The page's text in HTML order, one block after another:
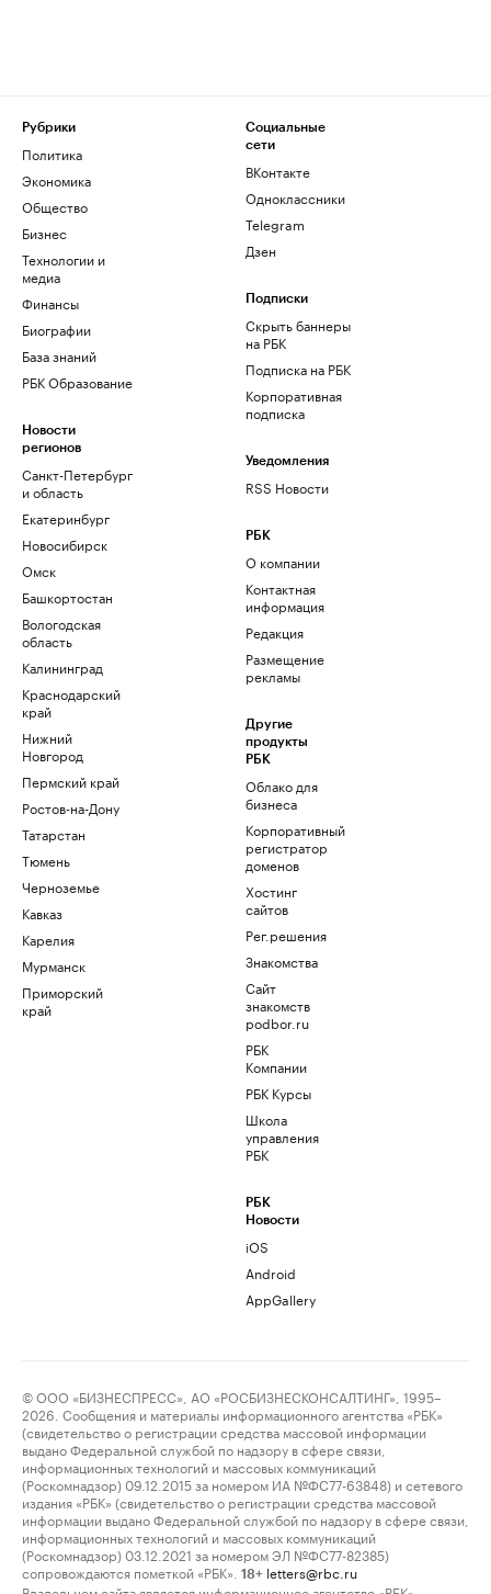
Рубрики
Политика
Экономика
Общество
Бизнес
Технологии и
медиа
Финансы
Биографии
База знаний
РБК Образование
Новости
регионов
Санкт-Петербург
и область
Екатеринбург
Новосибирск
Омск
Башкортостан
Вологодская
область
Калининград
Краснодарский
край
Нижний
Новгород
Пермский край
Ростов-на-Дону
Татарстан
Тюмень
Черноземье
Кавказ
Карелия
Мурманск
Приморский
край
Социальные
сети
ВКонтакте
Одноклассники
Telegram
Дзен
Подписки
Скрыть баннеры
на РБК
Подписка на РБК
Корпоративная
подписка
Уведомления
RSS Новости
РБК
О компании
Контактная
информация
Редакция
Размещение
рекламы
Другие
продукты
РБК
Облако для
бизнеса
Корпоративный
регистратор
доменов
Хостинг
сайтов
Рег.решения
Знакомства
Сайт
знакомств
podbor.ru
РБК
Компании
РБК Курсы
Школа
управления
РБК
РБК
Новости
iOS
Android
AppGallery
© ООО «БИЗНЕСПРЕСС», АО «РОСБИЗНЕСКОНСАЛТИНГ», 1995–
2026. Сообщения и материалы информационного агентства «РБК»
(свидетельство о регистрации средства массовой информации
выдано Федеральной службой по надзору в сфере связи,
информационных технологий и массовых коммуникаций
(Роскомнадзор) 09.12.2015 за номером ИА №ФС77-63848) и сетевого
издания «РБК» (свидетельство о регистрации средства массовой
информации выдано Федеральной службой по надзору в сфере связи,
информационных технологий и массовых коммуникаций
(Роскомнадзор) 03.12.2021 за номером ЭЛ №ФС77-82385)
сопровождаются пометкой «РБК».
18+ letters@rbc.ru